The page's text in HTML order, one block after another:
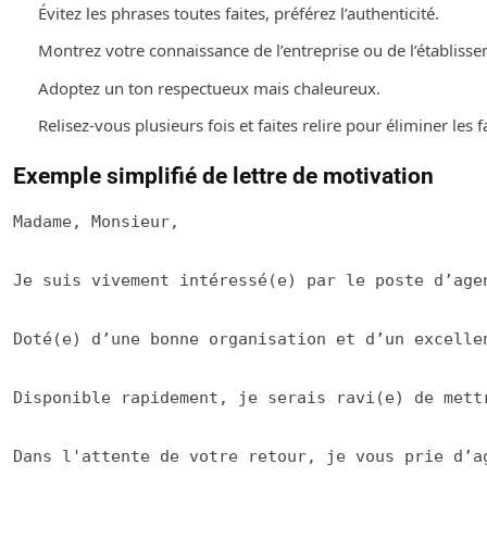
Évitez les phrases toutes faites, préférez l’authenticité.
Montrez votre connaissance de l’entreprise ou de
Adoptez un ton respectueux mais chaleureux.
Relisez-vous plusieurs fois et faites relire pour éliminer les
Exemple simplifié de lettre de motivation
Madame, Monsieur,
Je suis vivement intéressé(e) par le poste
Doté(e) d’une bonne organisation et d’un
Disponible rapidement, je serais ravi(e) de
Dans l'attente de votre retour, je vous prie